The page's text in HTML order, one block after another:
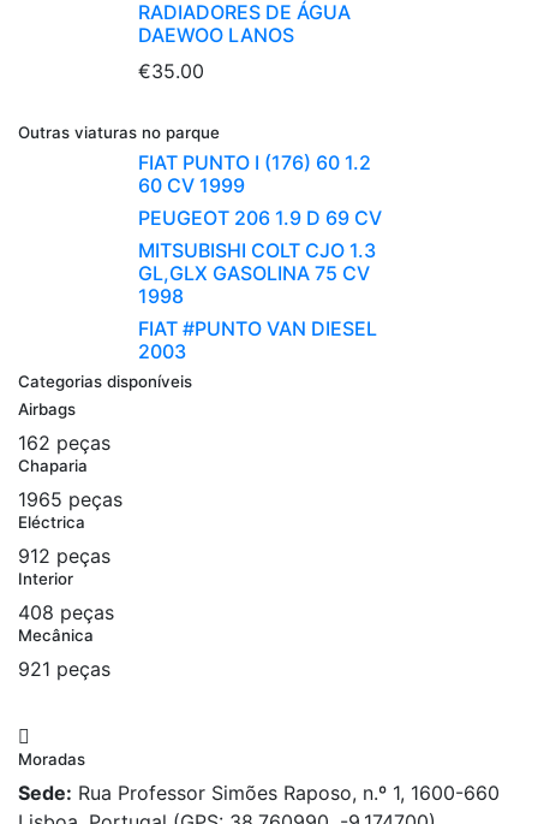
RADIADORES DE ÁGUA
DAEWOO LANOS
€35.00
Outras viaturas no parque
FIAT PUNTO I (176) 60 1.2
60 CV 1999
PEUGEOT 206 1.9 D 69 CV
MITSUBISHI COLT CJO 1.3
GL,GLX GASOLINA 75 CV
1998
FIAT #PUNTO VAN DIESEL
2003
Categorias disponíveis
Airbags
162 peças
Chaparia
1965 peças
Eléctrica
912 peças
Interior
408 peças
Mecânica
921 peças
Moradas
Sede: Rua Professor Simões Raposo, n.º 1, 1600-660